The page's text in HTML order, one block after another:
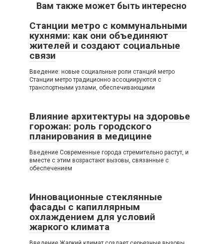
Вам также может быть интересно
Станции метро с коммунальными
кухнями: как они объединяют
жителей и создают социальные
связи
Введение: новые социальные роли станций метро
Станции метро традиционно ассоциируются с
транспортными узлами, обеспечивающими
Влияние архитектуры на здоровье
горожан: роль городского
планирования в медицине
Введение Современные города стремительно растут, и
вместе с этим возрастают вызовы, связанные с
обеспечением
Инновационные стеклянные
фасады с капиллярным
охлаждением для условий
жаркого климата